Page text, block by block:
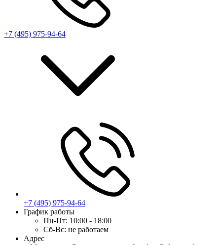
+7 (495) 975-94-64
+7 (495) 975-94-64
График работы
Пн-Пт: 10:00 - 18:00
Сб-Вс: не работаем
Адрес